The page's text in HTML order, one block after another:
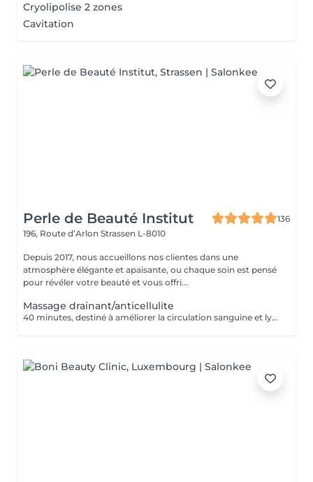
Cryolipolise 2 zones
Cavitation
Perle de Beauté Institut
136
196, Route d’Arlon Strassen L-8010
Depuis 2017, nous accueillons nos clientes dans une
atmosphère élégante et apaisante, ou chaque soin est pensé
pour révéler votre beauté et vous offri...
Massage drainant/anticellulite
40 minutes, destiné à améliorer la circulation sanguine et lymphatique, élimination des cellulites.